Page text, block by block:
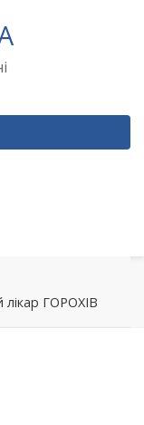
лікар ГОРОХІВ